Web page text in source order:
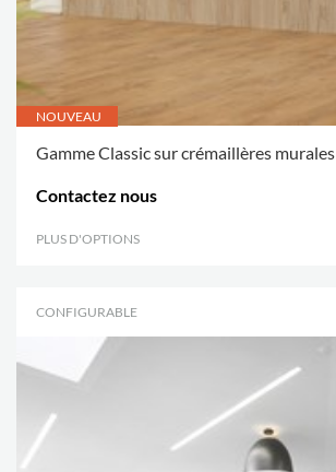
NOUVEAU
Gamme Classic sur crémaillères murales
Contactez nous
PLUS D'OPTIONS
CONFIGURABLE